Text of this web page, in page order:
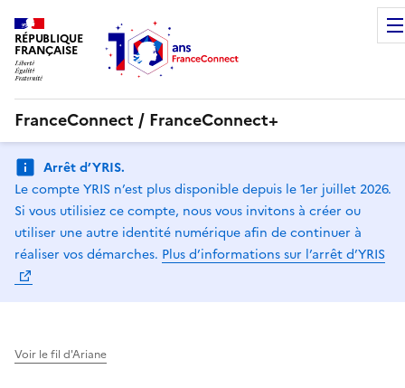
RÉPUBLIQUE
FRANÇAISE
FranceConnect / FranceConnect+
Arrêt d’YRIS.
Le compte YRIS n’est plus disponible depuis le 1er juillet 2026.
Si vous utilisiez ce compte, nous vous invitons à créer ou
utiliser une autre identité numérique afin de continuer à
réaliser vos démarches. Plus d’informations sur l’arrêt d’YRIS
Voir le fil d'Ariane